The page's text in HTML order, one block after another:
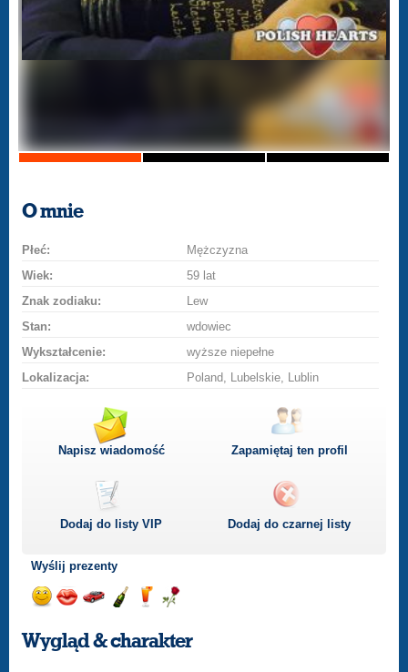
O mnie
Płeć:
Mężczyzna
Wiek:
59 lat
Znak zodiaku:
Lew
Stan:
wdowiec
Wykształcenie:
wyższe niepełne
Lokalizacja:
Poland, Lubelskie, Lublin
Napisz wiadomość Zapamiętaj ten profil
Dodaj do listyVIP Dodaj do czarnej listy
Wyślij prezenty
uśmiech
buziakasamochodem
szampana
drinka
różę
Wygląd & charakter